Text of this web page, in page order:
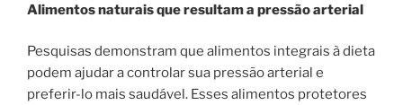
Alimentos naturais que resultam a pressão arterial
Pesquisas demonstram que alimentos integrais à dieta
podem ajudar a controlar sua pressão arterial e
preferir-lo mais saudável. Esses alimentos protetores